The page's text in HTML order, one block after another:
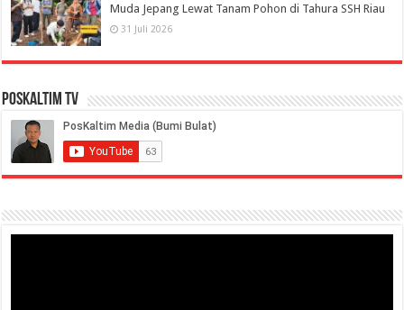
Muda Jepang Lewat Tanam Pohon di Tahura SSH Riau
31 Juli 2026
PosKaltim TV